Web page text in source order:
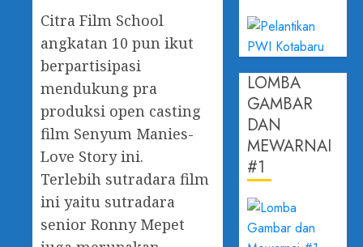
Citra Film School
angkatan 10 pun ikut
berpartisipasi
mendukung pra
produksi open casting
film Senyum Manies-
Love Story ini.
Terlebih sutradara film
ini yaitu sutradara
senior Ronny Mepet
LOMBA
GAMBAR
DAN
MEWARNAI
#1